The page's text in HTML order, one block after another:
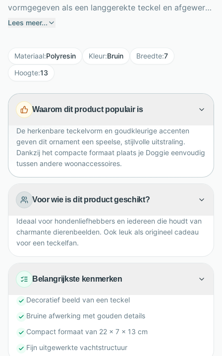
vormgegeven als een langgerekte teckel en afgewerkt
met subtiele goudkleurige details aan de neus en
eenvoudig op een dressoir, wandplank, vensterbank of
bijzettafel. De fijne vachtstructuur geeft het beeld een
combineert met natuurlijke en moderne woonstijlen.
Een origineel decoratiestuk voor hondenliefhebbers en
toevoegt aan iedere ruimte in huis op een leuke
manier.
Lees meer...
Materiaal:Polyresin Kleur:Bruin Breedte:7
Hoogte:13
Waarom dit product populair is
De herkenbare teckelvorm en goudkleurige accenten
geven dit ornament een speelse, stijlvolle uitstraling.
Dankzij het compacte formaat plaats je Doggie eenvoudig
tussen andere woonaccessoires.
Voor wie is dit product geschikt?
Ideaal voor hondenliefhebbers en iedereen die houdt van
charmante dierenbeelden. Ook leuk als origineel cadeau
voor een teckelfan.
Belangrijkste kenmerken
Decoratief beeld van een teckel
Bruine afwerking met gouden details
Compact formaat van 22 x 7 x 13 cm
Fijn uitgewerkte vachtstructuur